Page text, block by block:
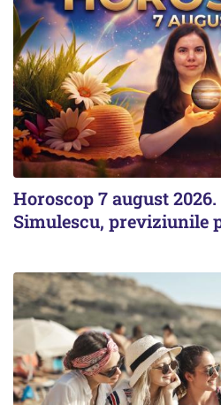
Horoscop 7 august
Simulescu, previziunile